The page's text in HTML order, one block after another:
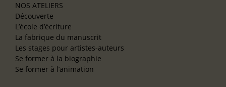
NOS ATELIERS
Découverte
L’école d’écriture
La fabrique du manuscrit
Les stages pour artistes-auteurs
Se former à la biographie
Se former à l’animation